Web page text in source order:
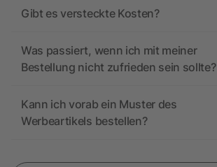
Gibt es versteckte Kosten?
Was passiert, wenn ich mit meiner
Bestellung nicht zufrieden sein sollte?
Kann ich vorab ein Muster des
Werbeartikels bestellen?